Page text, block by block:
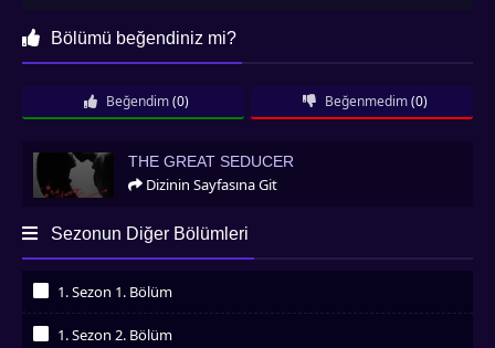
Bölümü beğendiniz mi?
Beğendim (0) Beğenmedim (0)
The Great Seducer
THE GREAT SEDUCER
Dizinin Sayfasına Git
Sezonun Diğer Bölümleri
1. Sezon 1. Bölüm
1. Sezon 2. Bölüm